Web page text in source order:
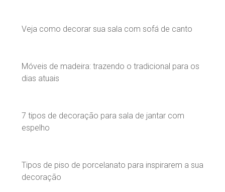
Veja como decorar sua sala com sofá de canto
Móveis de madeira: trazendo o tradicional para os
dias atuais
7 tipos de decoração para sala de jantar com
espelho
Tipos de piso de porcelanato para inspirarem a sua
decoração